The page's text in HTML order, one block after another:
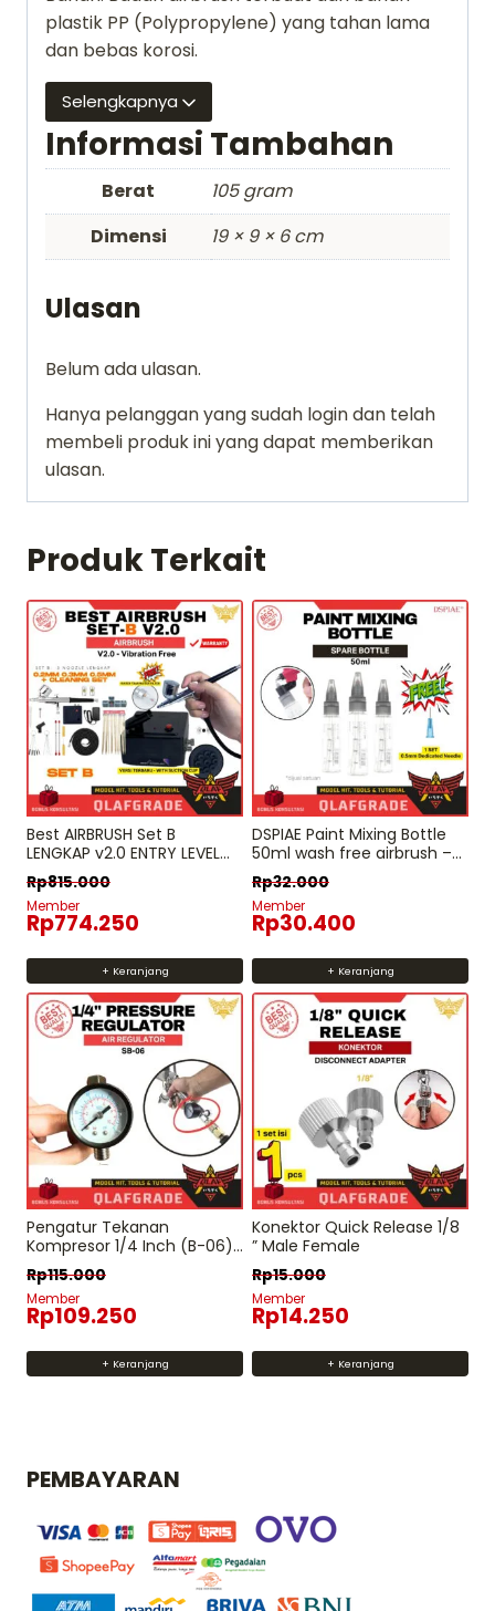
plastik PP (Polypropylene) yang tahan lama
dan bebas korosi.
Selengkapnya
Informasi Tambahan
Berat
105 gram
Dimensi
19 × 9 × 6 cm
Ulasan
Belum ada ulasan.
Hanya pelanggan yang sudah login dan telah
membeli produk ini yang dapat memberikan
ulasan.
Produk Terkait
Best AIRBRUSH Set B
LENGKAP v2.0 ENTRY LEVEL
100 – free filter watertrap
mini kompresor cat hobby
penbrush painting figure
gundam statue dekorasi
Rp815.000
Member
Rp774.250
+ Keranjang
DSPIAE Paint Mixing Bottle
50ml wash free airbrush –
spare bottle dedicated
airbrush sekali pakai
Rp32.000
Member
Rp30.400
+ Keranjang
Pengatur Tekanan
Kompresor 1/4 Inch (B-06)
Adjustable Gauge + Lock
Rp115.000
Member
Rp109.250
+ Keranjang
Konektor Quick Release 1/8
” Male Female
Rp15.000
Member
Rp14.250
+ Keranjang
PEMBAYARAN